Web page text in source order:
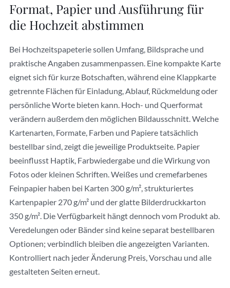
Format, Papier und Ausführung für
die Hochzeit abstimmen
Bei Hochzeitspapeterie sollen Umfang, Bildsprache und
praktische Angaben zusammenpassen. Eine kompakte Karte
eignet sich für kurze Botschaften, während eine Klappkarte
getrennte Flächen für Einladung, Ablauf, Rückmeldung oder
persönliche Worte bieten kann. Hoch- und Querformat
verändern außerdem den möglichen Bildausschnitt. Welche
Kartenarten, Formate, Farben und Papiere tatsächlich
bestellbar sind, zeigt die jeweilige Produktseite. Papier
beeinflusst Haptik, Farbwiedergabe und die Wirkung von
Fotos oder kleinen Schriften. Weißes und cremefarbenes
Feinpapier haben bei Karten 300 g/m², strukturiertes
Kartenpapier 270 g/m² und der glatte Bilderdruckkarton
350 g/m². Die Verfügbarkeit hängt dennoch vom Produkt ab.
Veredelungen oder Bänder sind keine separat bestellbaren
Optionen; verbindlich bleiben die angezeigten Varianten.
Kontrolliert nach jeder Änderung Preis, Vorschau und alle
gestalteten Seiten erneut.